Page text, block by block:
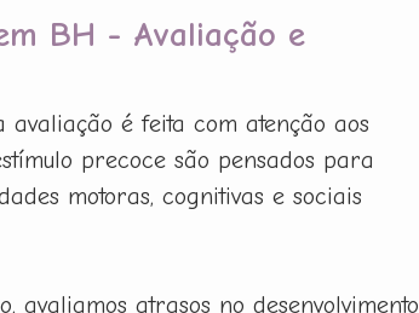
BH - Avaliação e
avaliação é feita com atenção aos
precoce são pensados para
motoras, cognitivas e sociais
avaliamos atrasos no desenvolvimento